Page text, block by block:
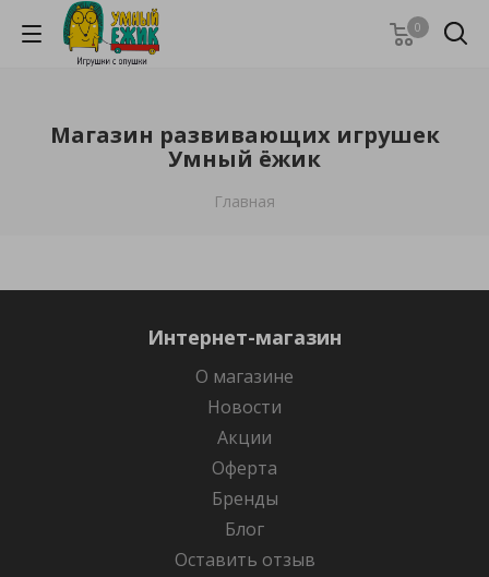
0
Магазин развивающих игрушек
Умный ёжик
Главная
Интернет-магазин
О магазине
Новости
Акции
Оферта
Бренды
Блог
Оставить отзыв